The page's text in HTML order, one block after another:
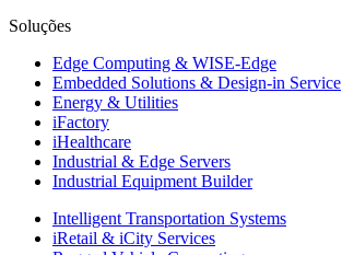
Soluções
Edge Computing & WISE-Edge
Embedded Solutions & Design-in Service
Energy & Utilities
iFactory
iHealthcare
Industrial & Edge Servers
Industrial Equipment Builder
Intelligent Transportation Systems
iRetail & iCity Services